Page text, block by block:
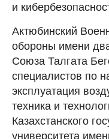
и
Актюбинский
обороны имени
Союза Талгата
специалистов по
эксплуатация
техника и
Казахстанского
университета